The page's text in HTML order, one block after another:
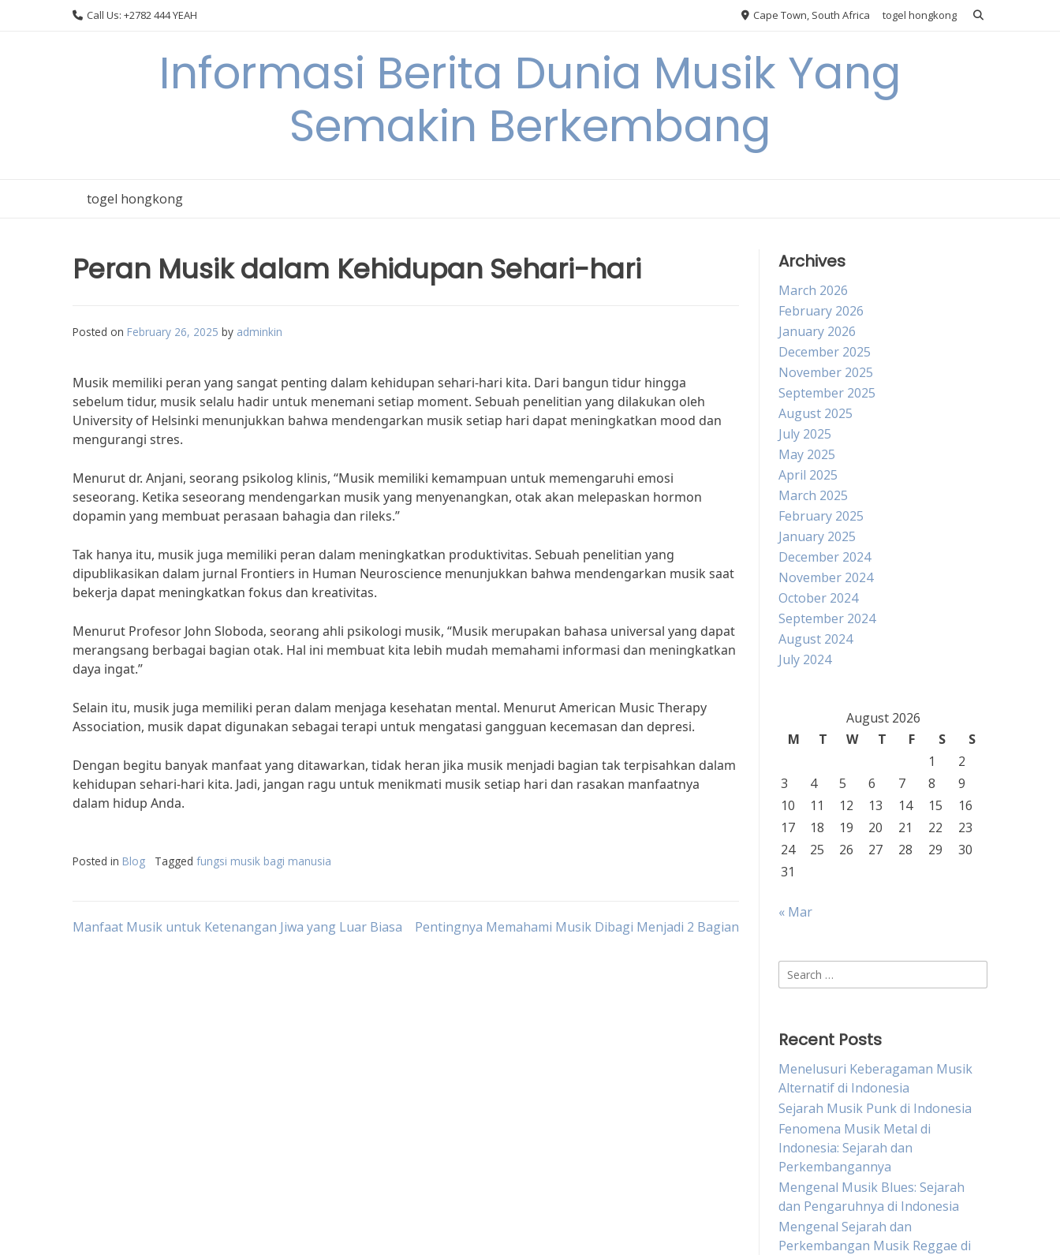
Call Us: +2782 444 YEAH Cape Town, South Africa togel hongkong
Informasi Berita Dunia Musik Yang
Semakin Berkembang
togel hongkong
Peran Musik dalam Kehidupan Sehari-hari
Posted on February 26, 2025 by adminkin
Musik memiliki peran yang sangat penting dalam kehidupan sehari-hari kita. Dari bangun tidur hingga
sebelum tidur, musik selalu hadir untuk menemani setiap moment. Sebuah penelitian yang dilakukan oleh
University of Helsinki menunjukkan bahwa mendengarkan musik setiap hari dapat meningkatkan mood dan
mengurangi stres.
Menurut dr. Anjani, seorang psikolog klinis, “Musik memiliki kemampuan untuk memengaruhi emosi
seseorang. Ketika seseorang mendengarkan musik yang menyenangkan, otak akan melepaskan hormon
dopamin yang membuat perasaan bahagia dan rileks.”
Tak hanya itu, musik juga memiliki peran dalam meningkatkan produktivitas. Sebuah penelitian yang
dipublikasikan dalam jurnal Frontiers in Human Neuroscience menunjukkan bahwa mendengarkan musik saat
bekerja dapat meningkatkan fokus dan kreativitas.
Menurut Profesor John Sloboda, seorang ahli psikologi musik, “Musik merupakan bahasa universal yang dapat
merangsang berbagai bagian otak. Hal ini membuat kita lebih mudah memahami informasi dan meningkatkan
daya ingat.”
Selain itu, musik juga memiliki peran dalam menjaga kesehatan mental. Menurut American Music Therapy
Association, musik dapat digunakan sebagai terapi untuk mengatasi gangguan kecemasan dan depresi.
Dengan begitu banyak manfaat yang ditawarkan, tidak heran jika musik menjadi bagian tak terpisahkan dalam
kehidupan sehari-hari kita. Jadi, jangan ragu untuk menikmati musik setiap hari dan rasakan manfaatnya
dalam hidup Anda.
Posted in Blog Tagged fungsi musik bagi manusia
Post
Manfaat Musik untuk Ketenangan Jiwa yang Luar Biasa Pentingnya Memahami Musik Dibagi Menjadi 2 Bagian
Archives
March 2026
February 2026
January 2026
December 2025
November 2025
September 2025
August 2025
July 2025
May 2025
April 2025
March 2025
February 2025
January 2025
December 2024
November 2024
October 2024
September 2024
August 2024
July 2024
August 2026
M
T W T F S
S
1
2
3
4 5 6 7 8
9
10
11 12 13 14 15
16
17
18 19 20 21 22
23
24
25 26 27 28 29
30
31
« Mar
Search
for:
Recent Posts
Menelusuri Keberagaman Musik
Alternatif di Indonesia
Sejarah Musik Punk di Indonesia
Fenomena Musik Metal di
Indonesia: Sejarah dan
Perkembangannya
Mengenal Musik Blues: Sejarah
dan Pengaruhnya di Indonesia
Mengenal Sejarah dan
Perkembangan Musik Reggae di